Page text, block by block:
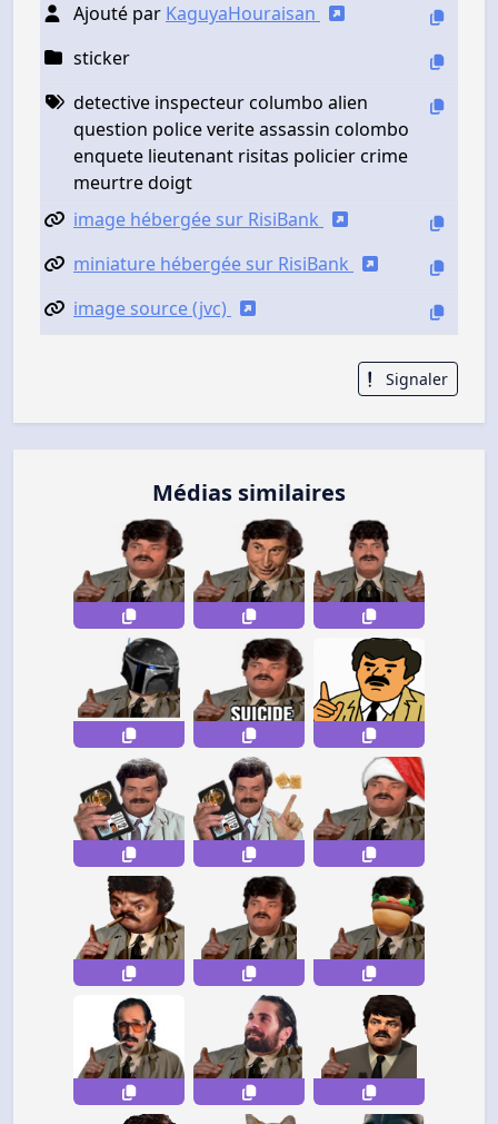
Ajouté par KaguyaHouraisan
sticker
detective inspecteur columbo alien
question police verite assassin colombo
enquete lieutenant risitas policier crime
meurtre doigt
image hébergée sur RisiBank
miniature hébergée sur RisiBank
image source (jvc)
Signaler
Médias similaires